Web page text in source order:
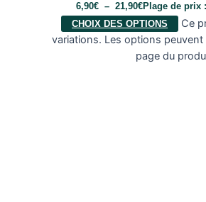
6,90€ – 21,90€Plage de prix
CHOIX DES OPTIONS
Ce
variations. Les options peuvent
page du